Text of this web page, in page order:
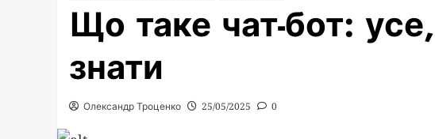
Що таке чат-бот:
знати
Олександр Троценко 25/05/2025 0